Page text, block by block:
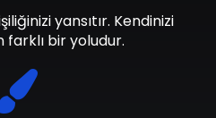
yansıtır. Kendinizi
bir yoludur.